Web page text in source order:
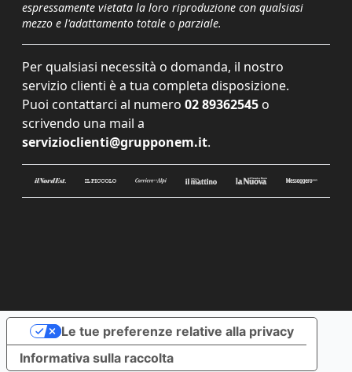
espressamente vietata la loro riproduzione con qualsiasi
mezzo e l'adattamento totale o parziale.
Per qualsiasi necessità o domanda, il nostro
servizio clienti è a tua completa disposizione.
Puoi contattarci al numero 02 89362545 o
scrivendo una mail a
servizioclienti@grupponem.it.
Informativa sulla raccolta
Le tue preferenze relative alla privacy